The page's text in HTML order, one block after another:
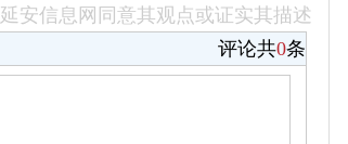
安信息网同意其观点或证实其描述
评论共0条